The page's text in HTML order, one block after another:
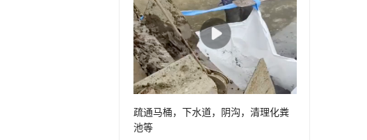
疏通马桶，下水道，阴沟，清理化粪
池等